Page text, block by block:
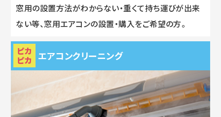
窓用の設置方法がわからない・重くて持ち運びが出来
ない等、窓用エアコンの設置・購入をご希望の方。
ピカ
ピカ エアコンクリーニング